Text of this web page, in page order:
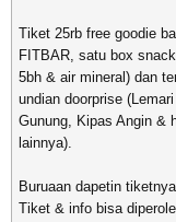
Tiket 25rb free goodie
FITBAR, satu box
5bh & air mineral) dan
undian doorprise
Gunung, Kipas Angin &
lainnya).
Buruaan dapetin
Tiket & info bisa